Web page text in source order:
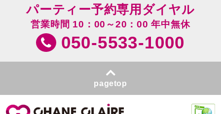
パーティー予約専用ダイヤル
営業時間 10：00～20：00 年中無休
050-5533-1000
pagetop